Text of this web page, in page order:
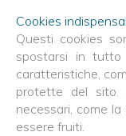
Cookies
Questi cookies
spostarsi in
caratteristiche,
protette del sito.
necessari, come
essere fruiti.